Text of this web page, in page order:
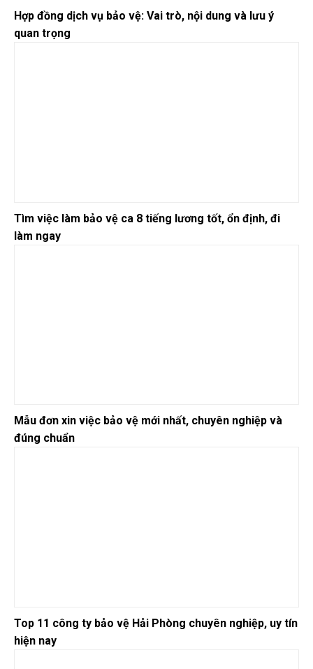
Hợp đồng dịch vụ bảo vệ: Vai trò, nội dung và lưu ý
quan trọng
Tìm việc làm bảo vệ ca 8 tiếng lương tốt, ổn định, đi
làm ngay
Mẫu đơn xin việc bảo vệ mới nhất, chuyên nghiệp và
đúng chuẩn
Top 11 công ty bảo vệ Hải Phòng chuyên nghiệp, uy tín
hiện nay